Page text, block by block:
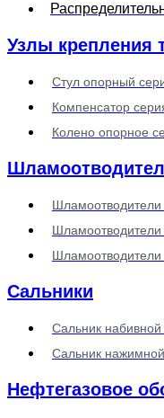
Узлы крепления
Стул опорный
Компенсатор
Колено опорное
Шламоотводители
Шламоотводители
Сальники
Сальник
Сальник
Нефтегазовое